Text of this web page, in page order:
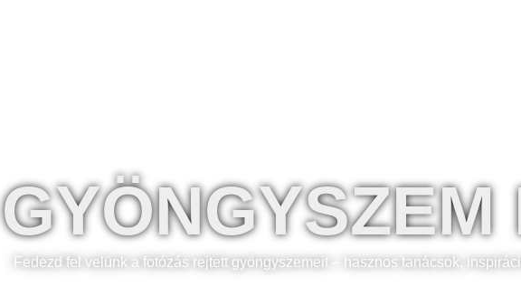
GYÖNGYSZEM
Fedezd fel velünk a fotózás rejtett gyöngyszemeit – hasznos tanácsok,